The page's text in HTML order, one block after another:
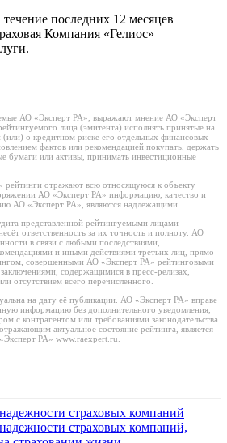
последних 12 месяцев
Компания «Гелиос»
АО «Эксперт РА», выражают мнение АО «Эксперт
лица (эмитента) исполнять принятые на
(или) о кредитном риске его отдельных финансовых
фактов или рекомендацией покупать, держать
бумаги или активы, принимать инвестиционные
отражают всю относящуюся к объекту
АО «Эксперт РА» информацию, качество и
АО «Эксперт РА», являются надлежащими.
представленной рейтингуемыми лицами
ответственность за их точность и полноту. АО
в связи с любыми последствиями,
и иными действиями третьих лиц, прямо
совершенными АО «Эксперт РА» рейтинговыми
содержащимися в пресс-релизах,
отсутствием всего перечисленного.
на дату её публикации. АО «Эксперт РА» вправе
информацию без дополнительного уведомления,
с контрагентом или требованиями законодательства
актуальное состояние рейтинга, является
РА» www.raexpert.ru.
страховых компаний
страховых компаний,